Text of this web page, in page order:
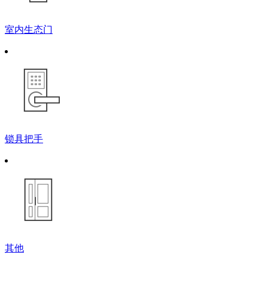
室内生态门
锁具把手
其他